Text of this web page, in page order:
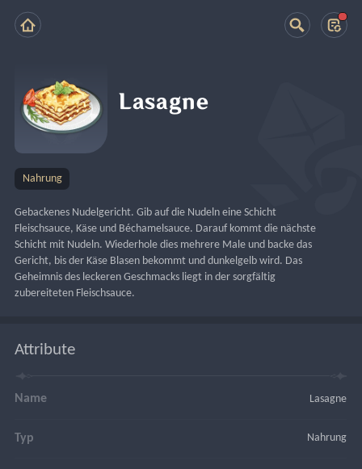
Lasagne
Nahrung
Gebackenes Nudelgericht. Gib auf die Nudeln eine Schicht
Fleischsauce, Käse und Béchamelsauce. Darauf kommt die nächste
Schicht mit Nudeln. Wiederhole dies mehrere Male und backe das
Gericht, bis der Käse Blasen bekommt und dunkelgelb wird. Das
Geheimnis des leckeren Geschmacks liegt in der sorgfältig
zubereiteten Fleischsauce.
Attribute
Name Lasagne
Typ Nahrung